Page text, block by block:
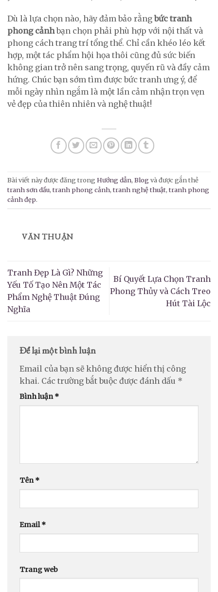
Dù là lựa chọn nào, hãy đảm bảo rằngbức tranh
phong cảnhbạn chọn phải phù hợp với nội thất và
phong cách trang trí tổng thể. Chỉ cần khéo léo kết
hợp, một tác phẩm hội họa thôi cũng đủ sức biến
không gian trở nên sang trọng, quyến rũ và đầy cảm
hứng. Chúc bạn sớm tìm được bức tranh ưng ý, để
mỗi ngày nhìn ngắm là một lần cảm nhận trọn vẹn
vẻ đẹp của thiên nhiên và nghệ thuật!
Bài viết này được đăng trong Hướng dẫn, Blog và được gắn thẻ
tranh sơn dầu,tranh phong cảnh,tranh nghệ thuật,tranh phong
cảnh đẹp.
VĂN THUẬN
Tranh Đẹp Là Gì? Những
Yếu Tố Tạo Nên Một Tác
Phẩm Nghệ Thuật Đúng
Nghĩa
Bí Quyết Lựa Chọn Tranh
Phong Thủy và Cách Treo
Hút Tài Lộc
Để lại một bình luận
Email của bạn sẽ không được hiển thị công
khai. Các trường bắt buộc được đánh dấu *
Bình luận*
Tên*
Email*
Trang web